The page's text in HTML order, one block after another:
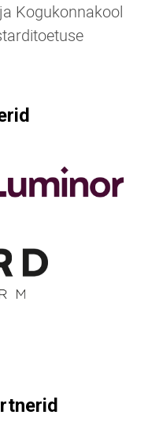
Kogukonnakool